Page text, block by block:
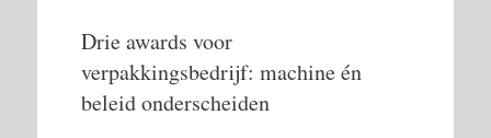
Drie awards voor
verpakkingsbedrijf: machine én
beleid onderscheiden